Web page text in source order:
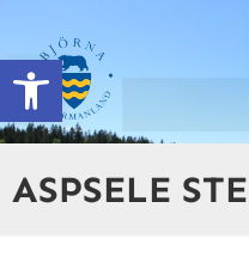
ASPSELE
Open toolbar